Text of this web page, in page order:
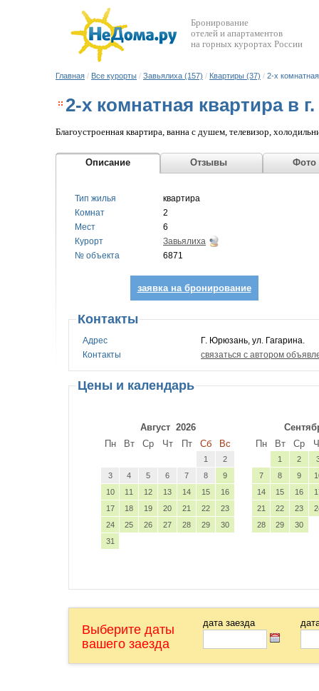
Бронирование
отелей и апартаментов
на горных курортах России
Главная / Все курорты / Завьялиха (157) / Квартиры (37) / 2-х
2-х комнатная квартира в
Благоустроенная квартира, ванна с душем, телевизор,
Описание Отзывы Фото
Тип жилья
квартира
Комнат
2
Мест
6
Курорт
Завьялиха
№ объекта
6871
заявка на бронирование
Контакты
Адрес
Г. Юрюзань, ул. Гагарина.
Контакты
связаться с автором
Цены и календарь
Август 2026
Пн
Вт Ср Чт Пт Сб Вс
1
2
3
4 5 6 7 8
9
10
11 12 13 14 15
16
17
18 19 20 21 22
23
24
25 26 27 28 29
30
31
Пн
Вт Ср
1 2
7
8 9
14
15 16
21
22 23
28
29 30
Выберите даты
вашего заезда
дата заезда